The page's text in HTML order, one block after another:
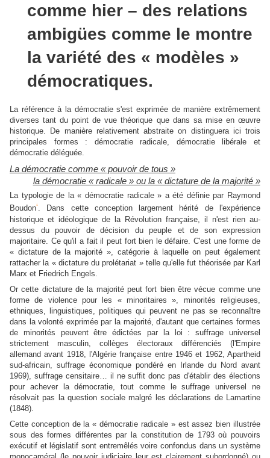
comme hier – des relations
ambigües comme le montre
la variété des « modèles »
démocratiques.
La référence à la démocratie s'est exprimée de manière extrêmement
diverses tant du point de vue théorique que dans sa mise en œuvre
historique. De manière relativement abstraite on distinguera ici trois
principales formes : démocratie radicale, démocratie libérale et
démocratie déléguée.
La démocratie comme « pouvoir de tous »
la démocratie « radicale » ou la « dictature de la majorité »
La typologie de la « démocratie radicale » a été définie par Raymond
Boudon1 . Dans cette conception largement hérité de l'expérience
historique et idéologique de la Révolution française, il n'est rien au-
dessus du pouvoir de décision du peuple et de son expression
majoritaire. Ce qu'il a fait il peut fort bien le défaire. C'est une forme de
« dictature de la majorité », catégorie à laquelle on peut également
rattacher la « dictature du prolétariat » telle qu'elle fut théorisée par Karl
Marx et Friedrich Engels.
Or cette dictature de la majorité peut fort bien être vécue comme une
forme de violence pour les « minoritaires », minorités religieuses,
ethniques, linguistiques, politiques qui peuvent ne pas se reconnaître
dans la volonté exprimée par la majorité, d'autant que certaines formes
de minorités peuvent être édictées par la loi : suffrage universel
strictement masculin, collèges électoraux différenciés (l'Empire
allemand avant 1918, l'Algérie française entre 1946 et 1962, Apartheid
sud-africain, suffrage économique pondéré en Irlande du Nord avant
1969), suffrage censitaire… il ne suffit donc pas d'établir des élections
pour achever la démocratie, tout comme le suffrage universel ne
résolvait pas la question sociale malgré les déclarations de Lamartine
(1848).
Cette conception de la « démocratie radicale » est assez bien illustrée
sous des formes différentes par la constitution de 1793 où pouvoirs
exécutif et législatif sont entremêlés voire confondus dans un système